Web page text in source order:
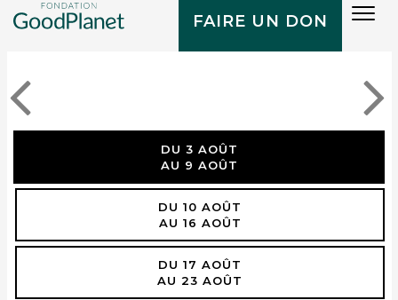
FAIRE UN DON
DU 3 AOÛT
AU 9 AOÛT
DU 10 AOÛT
AU 16 AOÛT
DU 17 AOÛT
AU 23 AOÛT